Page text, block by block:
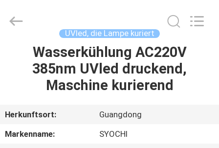
HAUS
PRODUKTE
ÜBER
UNS
Electronics
UVled, die Lampe kuriert
Wasserkühlung AC220V
385nm UVled druckend,
Maschine kurierend
Herkunftsort:
Guangdong
Markenname:
SYOCHI